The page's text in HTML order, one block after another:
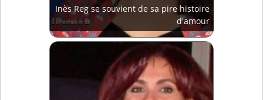
Inès Reg se souvient de sa pire histoire
d'amour